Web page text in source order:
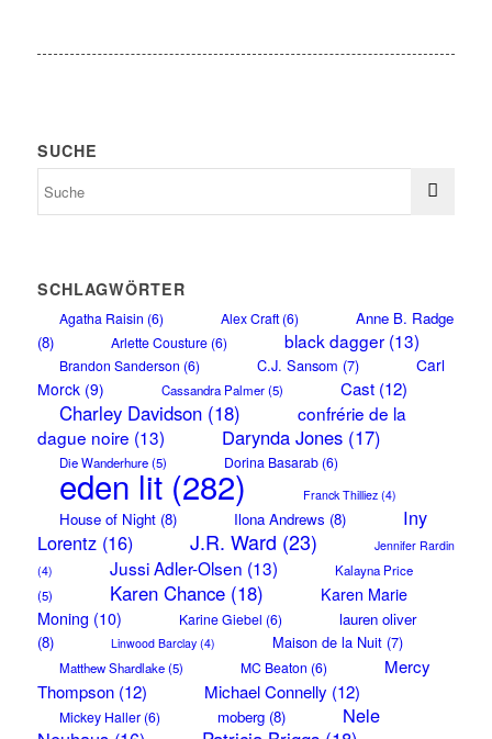
SUCHE
SCHLAGWÖRTER
Agatha Raisin (6) Alex Craft(6)
Anne B. Radge
(8)
Arlette Cousture(6) black dagger(13)
Brandon Sanderson (6) C.J. Sansom (7)
Carl
Morck(9) Cassandra Palmer(5) Cast(12)
Charley Davidson(18)
confrérie de la
dague noire (13) Darynda Jones(17)
Die Wanderhure(5) Dorina Basarab(6)
eden lit(282) Franck Thilliez(4)
House of Night(8) Ilona Andrews (8)
Iny
Lorentz(16) J.R. Ward (23)
Jennifer Rardin
(4)
Jussi Adler-Olsen (13)
Kalayna Price
(5)
Karen Chance(18)
Karen Marie
Moning (10) Karine Giebel (6)
lauren oliver
(8)
Linwood Barclay(4) Maison de la Nuit(7)
Matthew Shardlake(5) MC Beaton (6)
Mercy
Thompson(12) Michael Connelly (12)
Mickey Haller(6) moberg(8)
Nele